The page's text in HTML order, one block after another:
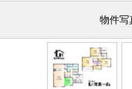
物件写